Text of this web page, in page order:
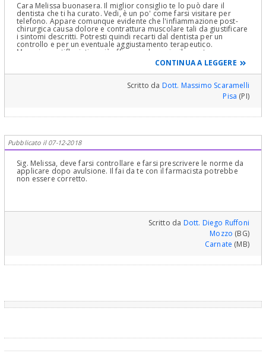
Cara Melissa buonasera. Il miglior consiglio te lo può dare il
dentista che ti ha curato. Vedi, è un po' come farsi visitare per
telefono. Appare comunque evidente che l'infiammazione post-
chirurgica causa dolore e contrattura muscolare tali da giustificare
i sintomi descritti. Potresti quindi recarti dal dentista per un
controllo e per un eventuale aggiustamento terapeutico.
Magari un antiflogistico più efficace ed un miorilassante
Però tieni conto che siamo ancora in fase di organizzazione del
coagulo, cioè precoce, e che un parere de visu è meglio di mille
Coraggio e vai a farti vedere, e dí al tuo dentista i dubbi che ci
scrivi. Vedrai che avrai le risposte che cerchi. Un caro saluto.
CONTINUA A LEGGERE
Scritto da Dott. Massimo Scaramelli
Pisa (PI)
Pubblicato il 07-12-2018
Sig. Melissa, deve farsi controllare e farsi prescrivere le norme da
applicare dopo avulsione. Il fai da te con il farmacista potrebbe
non essere corretto.
Scritto da Dott. Diego Ruffoni
Mozzo (BG)
Carnate (MB)